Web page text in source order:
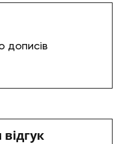
дописів